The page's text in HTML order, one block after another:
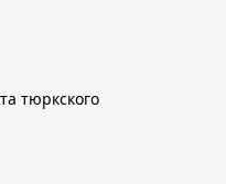
тюркского